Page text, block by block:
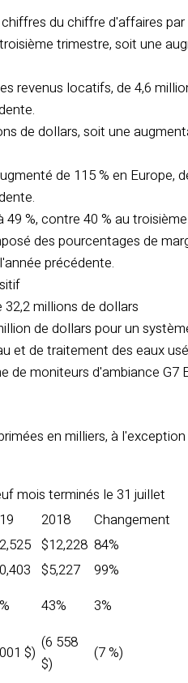
du chiffre d'affaires
trimestre, soit une
revenus locatifs, de 4,6
de dollars, soit une
de 115 % en Europe,
%, contre 40 % au
des pourcentages de
précédente.
millions de dollars
de dollars pour un
et de traitement des eaux
de moniteurs d'ambiance G7
en milliers, à
mois terminés le 31 juillet
2018
Changement
$12,228 84%
$5,227
99%
43% 3%
$)
(6 558
$)
(7 %)